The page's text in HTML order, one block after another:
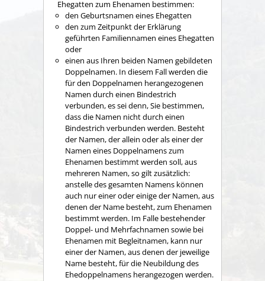
Ehegatten zum Ehenamen bestimmen:
den Geburtsnamen eines Ehegatten
den zum Zeitpunkt der Erklärung
geführten Familiennamen eines Ehegatten
oder
einen aus Ihren beiden Namen gebildeten
Doppelnamen. In diesem Fall werden die
für den Doppelnamen herangezogenen
Namen durch einen Bindestrich
verbunden, es sei denn, Sie bestimmen,
dass die Namen nicht durch einen
Bindestrich verbunden werden. Besteht
der Namen, der allein oder als einer der
Namen eines Doppelnamens zum
Ehenamen bestimmt werden soll, aus
mehreren Namen, so gilt zusätzlich:
anstelle des gesamten Namens können
auch nur einer oder einige der Namen, aus
denen der Name besteht, zum Ehenamen
bestimmt werden. Im Falle bestehender
Doppel- und Mehrfachnamen sowie bei
Ehenamen mit Begleitnamen, kann nur
einer der Namen, aus denen der jeweilige
Name besteht, für die Neubildung des
Ehedoppelnamens herangezogen werden.